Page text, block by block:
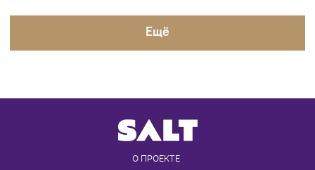
Eщё
О ПРОЕКТЕ